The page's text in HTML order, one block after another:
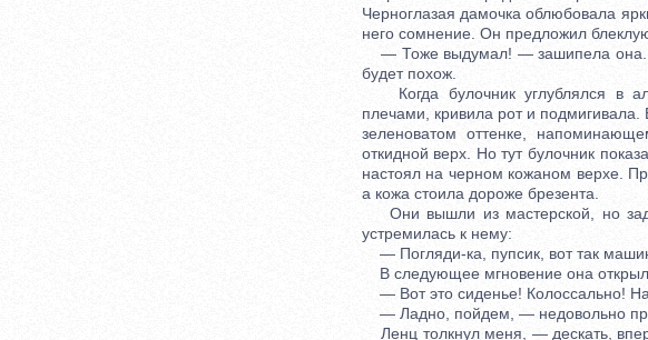
Черноглазая дамочка облюбовала
него сомнение. Он предложил
— Тоже выдумал! — зашипела она.
будет похож.
Когда булочник углублялся в
плечами, кривила рот и
зеленоватом оттенке,
откидной верх. Но тут булочник
настоял на черном кожаном верхе.
а кожа стоила дороже брезента.
Они вышли из мастерской, но
устремилась к нему:
— Погляди-ка, пупсик, вот так
В следующее мгновение она
— Вот это сиденье! Колоссально!
— Ладно, пойдем, — недовольно
Ленц толкнул меня, — дескать,